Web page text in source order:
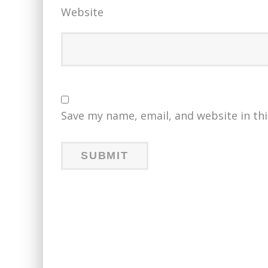
Website
Save my name, email, and website in